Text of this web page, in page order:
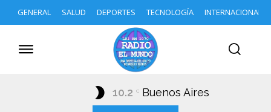
GENERAL SALUD DEPORTES TECNOLOGÍA INTERNACIONAL
10.2 C Buenos Aires